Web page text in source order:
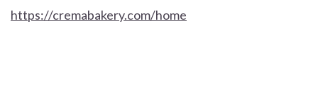
https://cremabakery.com/home